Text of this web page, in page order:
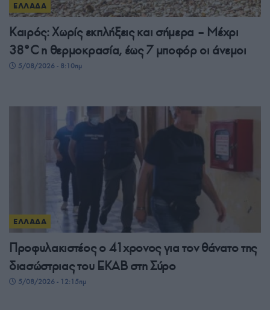
ΕΛΛΑΔΑ
Καιρός: Χωρίς εκπλήξεις και σήμερα – Μέχρι
38°C η θερμοκρασία, έως 7 μποφόρ οι άνεμοι
5/08/2026 - 8:10πμ
ΕΛΛΑΔΑ
Προφυλακιστέος ο 41χρονος για τον θάνατο της
διασώστριας του ΕΚΑΒ στη Σύρο
5/08/2026 - 12:15πμ